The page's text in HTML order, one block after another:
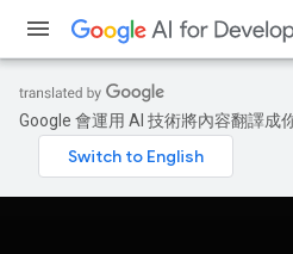
Google 會運用 AI 技術將內容翻譯成